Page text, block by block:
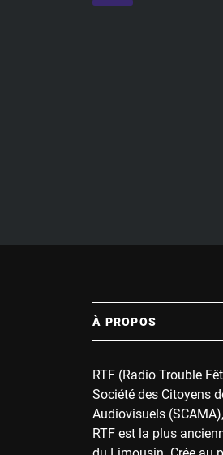
À PROPOS
RTF (Radio Trouble
Société des Citoyens
Audiovisuels
RTF est la plus